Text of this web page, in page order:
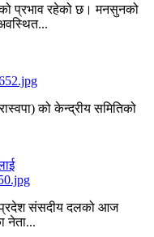
प्रभाव रहेको छ। मनसुनको
को केन्द्रीय समितिको
प्रदेश संसदीय दलको आज
नेता...